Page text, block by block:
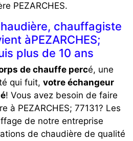
PEZARCHES.
chauffagiste
àPEZARCHES;
plus de 10 ans
de chauffe percé, une
qui fuit, votre échangeur
! Vous avez besoin de faire
à PEZARCHES; 77131? Les
de notre entreprise
de chaudière de qualité